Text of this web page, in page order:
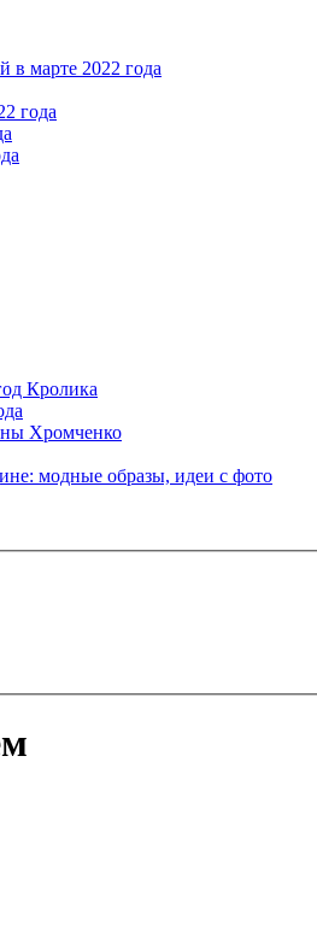
в марте 2022 года
года
Кролика
Хромченко
модные образы, идеи с фото